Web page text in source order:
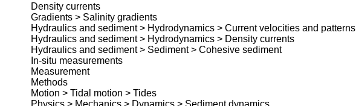
Density currents
Gradients > Salinity gradients
Hydraulics and sediment > Hydrodynamics > Current velocities and patterns
Hydraulics and sediment > Hydrodynamics > Density currents
Hydraulics and sediment > Sediment > Cohesive sediment
In-situ measurements
Measurement
Methods
Motion > Tidal motion > Tides
Physics > Mechanics > Dynamics > Sediment dynamics